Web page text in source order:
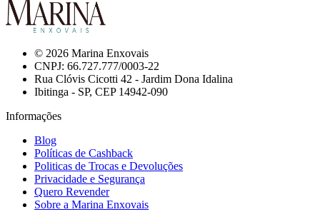
© 2026 Marina Enxovais
CNPJ: 66.727.777/0003-22
Rua Clóvis Cicotti 42 - Jardim Dona Idalina
Ibitinga - SP, CEP 14942-090
Informações
Blog
Políticas de Cashback
Politicas de Trocas e Devoluções
Privacidade e Segurança
Quero Revender
Sobre a Marina Enxovais